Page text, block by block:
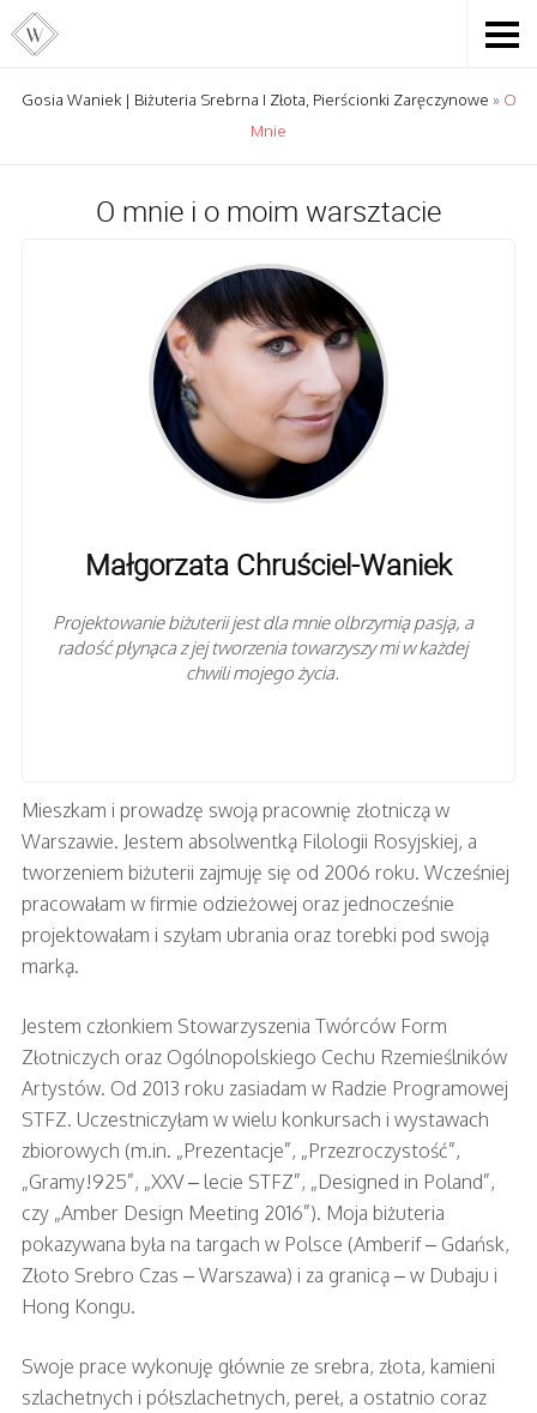
Gosia Waniek | Biżuteria Srebrna I Złota, Pierścionki Zaręczynowe » O
Mnie
O mnie i o moim warsztacie
Małgorzata Chruściel-Waniek
Projektowanie biżuterii jest dla mnie olbrzymią pasją, a
radość płynąca z jej tworzenia towarzyszy mi w każdej
chwili mojego życia.
Mieszkam i prowadzę swoją pracownię złotniczą w
Warszawie. Jestem absolwentką Filologii Rosyjskiej, a
tworzeniem biżuterii zajmuję się od 2006 roku. Wcześniej
pracowałam w firmie odzieżowej oraz jednocześnie
projektowałam i szyłam ubrania oraz torebki pod swoją
marką.
Jestem członkiem Stowarzyszenia Twórców Form
Złotniczych oraz Ogólnopolskiego Cechu Rzemieślników
Artystów. Od 2013 roku zasiadam w Radzie Programowej
STFZ. Uczestniczyłam w wielu konkursach i wystawach
zbiorowych (m.in. „Prezentacje”, „Przezroczystość”,
„Gramy!925”, „XXV – lecie STFZ”, „Designed in Poland”,
czy „Amber Design Meeting 2016”). Moja biżuteria
pokazywana była na targach w Polsce (Amberif – Gdańsk,
Złoto Srebro Czas – Warszawa) i za granicą – w Dubaju i
Hong Kongu.
Swoje prace wykonuję głównie ze srebra, złota, kamieni
szlachetnych i półszlachetnych, pereł, a ostatnio coraz